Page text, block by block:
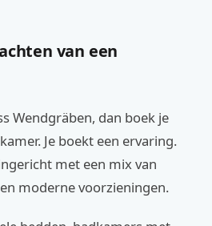
van een
Wendgräben, dan boek je
Je boekt een ervaring.
met een mix van
moderne voorzieningen.